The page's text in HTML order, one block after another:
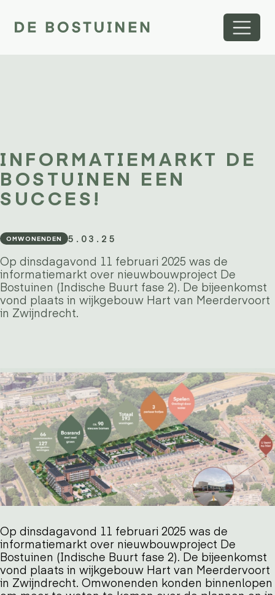
INFORMATIEMARKT DE
BOSTUINEN EEN
SUCCES!
OMWONENDEN 5.03.25
Op dinsdagavond 11 februari 2025 was de
informatiemarkt over nieuwbouwproject De
Bostuinen (Indische Buurt fase 2). De bijeenkomst
vond plaats in wijkgebouw Hart van Meerdervoort
in Zwijndrecht.
Op dinsdagavond 11 februari 2025 was de
informatiemarkt over nieuwbouwproject De
Bostuinen (Indische Buurt fase 2). De bijeenkomst
vond plaats in wijkgebouw Hart van Meerdervoort
in Zwijndrecht. Omwonenden konden binnenlopen